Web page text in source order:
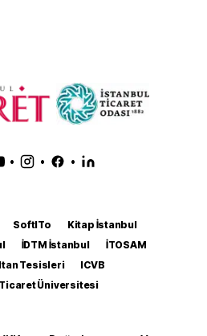
• • •
SoftITo
Kitap İstanbul
İDTM İstanbul
İTOSAM
Tesisleri
ICVB
Üniversitesi